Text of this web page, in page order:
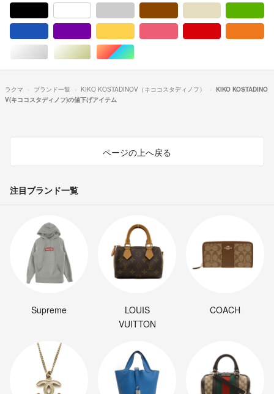
シルバー/銀色系ゴールド/金色系マルチカラー
ラクマ ブランド一覧 KIKO KOSTADINOV（キココスタディノフ）
KIKO KOSTADINO
V(キココスタディノフ)の値下げアイテム
ページの上へ戻る
注目ブランド一覧
Supreme
LOUIS
VUITTON
COACH